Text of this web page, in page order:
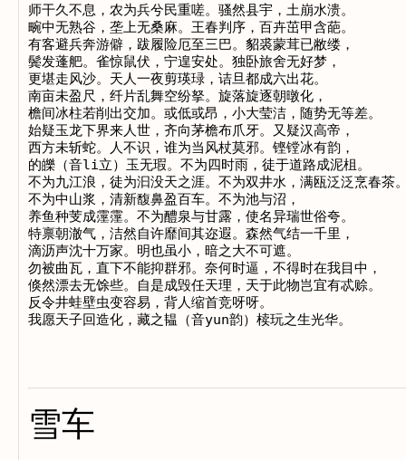
师干久不息，农为兵兮民重嗟。骚然县宇，土崩水溃。
畹中无熟谷，垄上无桑麻。王春判序，百卉茁甲含葩。
有客避兵奔游僻，跋履险厄至三巴。貂裘蒙茸已敝缕，
鬓发蓬舥。雀惊鼠伏，宁遑安处。独卧旅舍无好梦，
更堪走风沙。天人一夜剪瑛琭，诘旦都成六出花。
南亩未盈尺，纤片乱舞空纷拏。旋落旋逐朝暾化，
檐间冰柱若削出交加。或低或昂，小大莹洁，随势无等差。
始疑玉龙下界来人世，齐向茅檐布爪牙。又疑汉高帝，
西方未斩蛇。人不识，谁为当风杖莫邪。铿镗冰有韵，
的皪（音li立）玉无瑕。不为四时雨，徒于道路成泥柤。
不为九江浪，徒为汩没天之涯。不为双井水，满瓯泛泛烹春茶
不为中山浆，清新馥鼻盈百车。不为池与沼，
养鱼种芰成霪霪。不为醴泉与甘露，使名异瑞世俗夸。
特禀朝澈气，洁然自许靡间其迩遐。森然气结一千里，
滴沥声沈十万家。明也虽小，暗之大不可遮。
勿被曲瓦，直下不能抑群邪。奈何时逼，不得时在我目中，
倏然漂去无馀些。自是成毁任天理，天于此物岂宜有忒赊。
反令井蛙壁虫变容易，背人缩首竞呀呀。
雪车